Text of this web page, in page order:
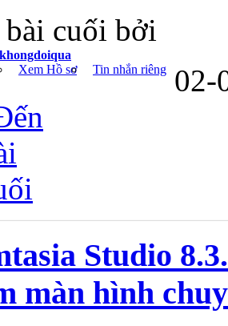
cuối bởi
Xem Hồ sơ
Tin nhắn riêng 02-
Studio
màn hình